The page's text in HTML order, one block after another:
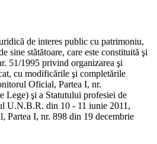
de interes public cu patrimoniu,
sine stătătoare, care este constituită şi
51/1995 privind organizarea şi
cu modificările şi completările
Oficial, Partea I, nr.
Lege) şi a Statutului profesiei de
U.N.B.R. din 10 - 11 iunie 2011,
I, nr. 898 din 19 decembrie